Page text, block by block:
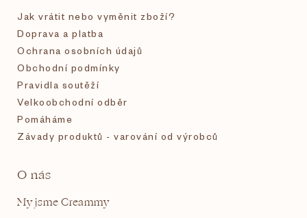
Jak vrátit nebo vyměnit zboží?
Doprava a platba
Ochrana osobních údajů
Obchodní podmínky
Pravidla soutěží
Velkoobchodní odběr
Pomáháme
Závady produktů - varování od výrobců
O nás
My jsme Creammy